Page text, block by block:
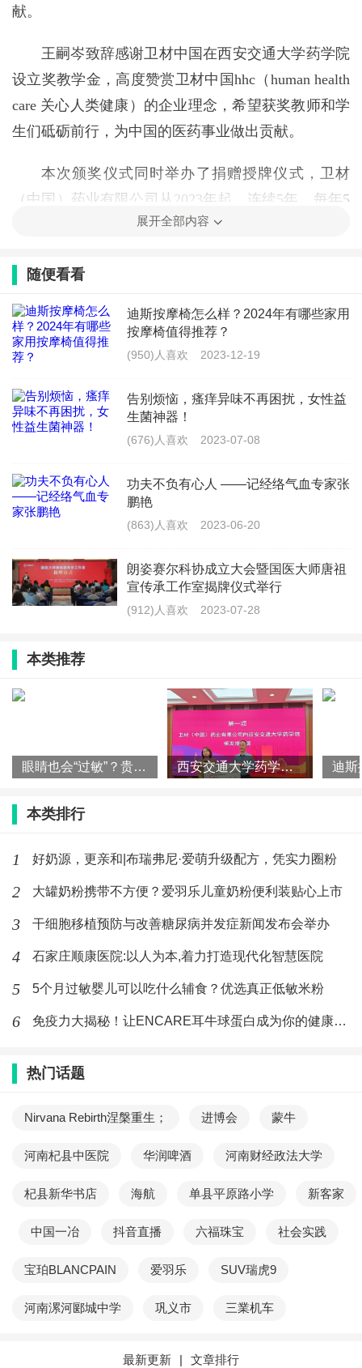
献。
王嗣岑致辞感谢卫材中国在西安交通大学药学院
设立奖教学金，高度赞赏卫材中国hhc（human health
care 关心人类健康）的企业理念，希望获奖教师和学
生们砥砺前行，为中国的医药事业做出贡献。
本次颁奖仪式同时举办了捐赠授牌仪式，卫材
（中国）药业有限公司从2023年起，连续5年，每年5
万元在西安交通大学药学院设立卫材中国奖教学金，
药学院2023年度获得卫材中国奖教学金的教师和学
生，希望他们再接再厉，再创佳绩。
赵建君为获奖教师代表颁奖
雷志勇为获奖学生代表颁奖
目前，卫材中国在中国8所医药类高等院校设立
了卫材中国奖助学金，卫材中国愿和社会各界有识之
士携手支持中国的医药教育事业，践行hhc human
最新文章
作医院资源两大维度深度对比
(769)人喜欢 2026-07-17
六一儿童节爱眼护眼科普来袭 专家支招
(731)人喜欢 2026-06-01
从日本医疗资质与规范性，看2026年赴
贵阳华厦阳明眼科获授 EVO+ICL (V5)
展开全部内容
随便看看
迪斯按摩椅怎么样？2024年有哪些家用
按摩椅值得推荐？
(950)人喜欢 2023-12-19
告别烦恼，瘙痒异味不再困扰，女性益
生菌神器！
(676)人喜欢 2023-07-08
功夫不负有心人 ——记经络气血专家张
鹏艳
(863)人喜欢 2023-06-20
朗姿赛尔科协成立大会暨国医大师唐祖
宣传承工作室揭牌仪式举行
(912)人喜欢 2023-07-28
本类推荐
眼睛也会“过敏”？贵阳爱尔眼科医院提醒：早治疗，早预防。 西安交通大学药学院"卫材中国奖教学金"颁
本类排行
1 好奶源，更亲和|布瑞弗尼·爱萌升级配方，凭实力圈粉
2 大罐奶粉携带不方便？爱羽乐儿童奶粉便利装贴心上市
3 干细胞移植预防与改善糖尿病并发症新闻发布会举办
4 石家庄顺康医院:以人为本,着力打造现代化智慧医院
5 5个月过敏婴儿可以吃什么辅食？优选真正低敏米粉
6 免疫力大揭秘！让ENCARE耳牛球蛋白成为你的健康守护神
热门话题
Nirvana Rebirth涅槃重生； 进博会 蒙牛
河南杞县中医院 华润啤酒 河南财经政法大学
杞县新华书店 海航 单县平原路小学 新客家
中国一冶 抖音直播 六福珠宝 社会实践
宝珀BLANCPAIN 爱羽乐 SUV瑞虎9
河南漯河郾城中学 巩义市 三業机车
最新更新 | 文章排行